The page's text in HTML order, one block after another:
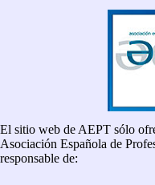
El sitio web de AEPT sólo
Asociación Española de
responsable de: